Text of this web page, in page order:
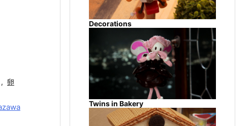
, 卵
Decorations
Twins in Bakery